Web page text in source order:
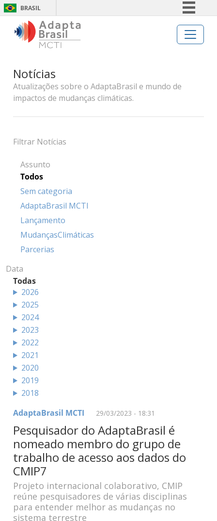
BRASIL
Legislação
Notícias
Atualizações sobre o AdaptaBrasil e mundo de
impactos de mudanças climáticas.
AdaptaBrasil MCTI 29/03/2023 - 18:31
Pesquisador do AdaptaBrasil é
nomeado membro do grupo de
trabalho de acesso aos dados do
CMIP7
Projeto internacional colaborativo, CMIP
reúne pesquisadores de várias disciplinas
para entender melhor as mudanças no
sistema terrestre
Filtrar Notícias
Assunto
Todos
Sem categoria
AdaptaBrasil MCTI
Lançamento
MudançasClimáticas
Parcerias
Data
Todas
2026
2025
2024
2023
2022
2021
2020
2019
2018